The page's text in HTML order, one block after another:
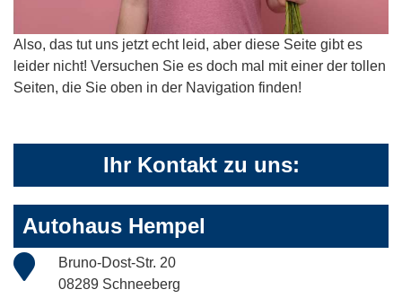
Also, das tut uns jetzt echt leid, aber diese Seite gibt es
leider nicht! Versuchen Sie es doch mal mit einer der tollen
Seiten, die Sie oben in der Navigation finden!
Ihr Kontakt zu uns:
Autohaus Hempel
Bruno-Dost-Str. 20
08289 Schneeberg